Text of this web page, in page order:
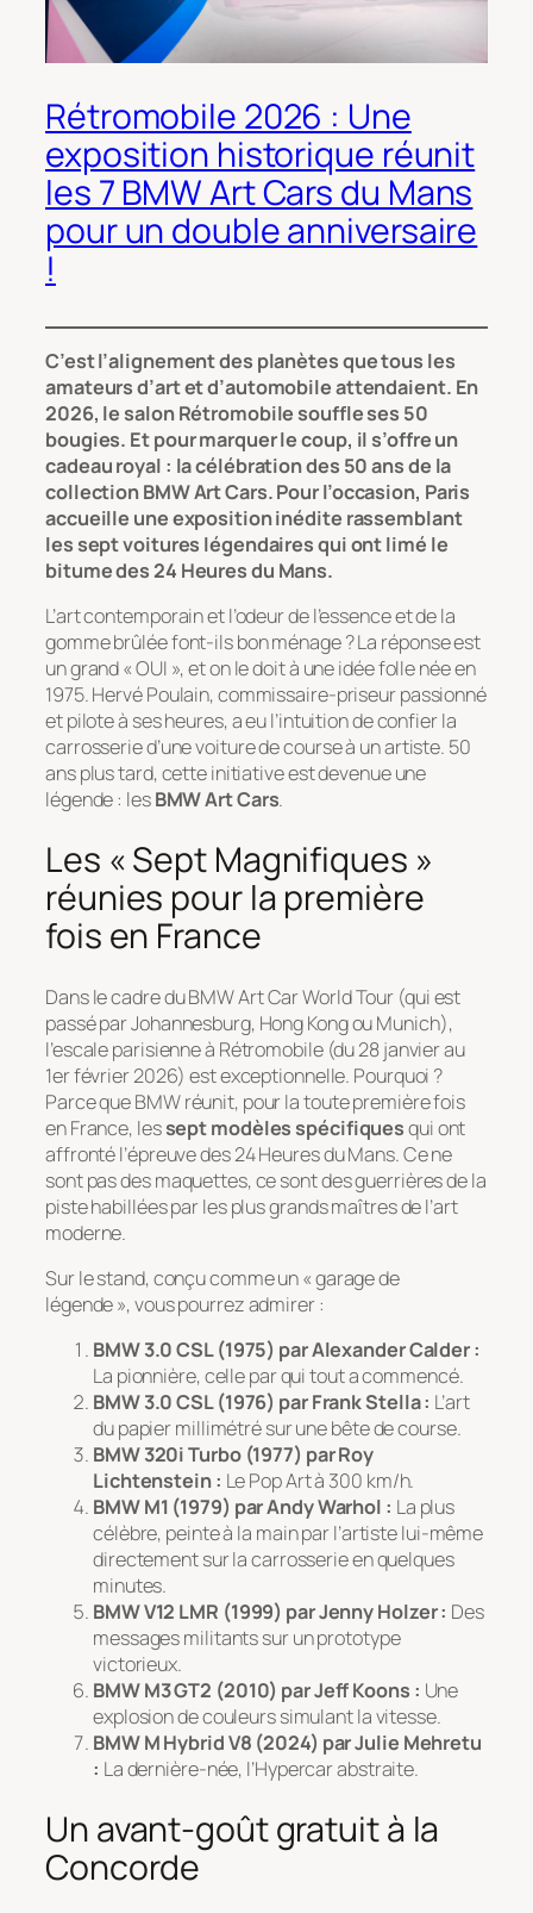
Rétromobile 2026 : Une
exposition historique réunit
les 7 BMW Art Cars du Mans
pour un double anniversaire
!
C’est l’alignement des planètes que tous les
amateurs d’art et d’automobile attendaient. En
2026, le salon Rétromobile souffle ses 50
bougies. Et pour marquer le coup, il s’offre un
cadeau royal : la célébration des 50 ans de la
collection BMW Art Cars. Pour l’occasion, Paris
accueille une exposition inédite rassemblant
les sept voitures légendaires qui ont limé le
bitume des 24 Heures du Mans.
L’art contemporain et l’odeur de l’essence et de la
gomme brûlée font-ils bon ménage ? La réponse est
un grand « OUI », et on le doit à une idée folle née en
1975. Hervé Poulain, commissaire-priseur passionné
et pilote à ses heures, a eu l’intuition de confier la
carrosserie d’une voiture de course à un artiste. 50
ans plus tard, cette initiative est devenue une
légende : lesBMW Art Cars.
Les « Sept Magnifiques »
réunies pour la première
fois en France
Dans le cadre duBMW Art Car World Tour (qui est
passé par Johannesburg, Hong Kong ou Munich),
l’escale parisienne à Rétromobile (du 28 janvier au
1er février 2026) est exceptionnelle. Pourquoi ?
Parce que BMW réunit, pour la toute première fois
en France, lessept modèles spécifiquesqui ont
affronté l’épreuve des 24 Heures du Mans. Ce ne
sont pas des maquettes, ce sont des guerrières de la
piste habillées par les plus grands maîtres de l’art
moderne.
Sur le stand, conçu comme un « garage de
légende », vous pourrez admirer :
BMW 3.0 CSL (1975) par Alexander Calder :
La pionnière, celle par qui tout a commencé.
BMW 3.0 CSL (1976) par Frank Stella : L’art
du papier millimétré sur une bête de course.
BMW 320i Turbo (1977) par Roy
Lichtenstein : Le Pop Art à 300 km/h.
BMW M1 (1979) par Andy Warhol : La plus
célèbre, peinte à la main par l’artiste lui-même
directement sur la carrosserie en quelques
minutes.
BMW V12 LMR (1999) par Jenny Holzer : Des
messages militants sur un prototype
victorieux.
BMW M3 GT2 (2010) par Jeff Koons : Une
explosion de couleurs simulant la vitesse.
BMW M Hybrid V8 (2024) par Julie Mehretu
: La dernière-née, l’Hypercar abstraite.
Un avant-goût gratuit à la
Concorde